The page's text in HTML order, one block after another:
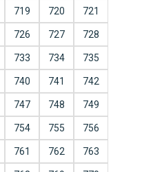
719 720 721
726 727 728
733 734 735
740 741 742
747 748 749
754 755 756
761 762 763